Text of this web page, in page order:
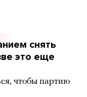
снять
это еще
чтобы партию